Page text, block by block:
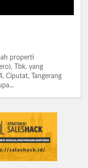
properti
Tbk. yang
Ciputat, Tangerang